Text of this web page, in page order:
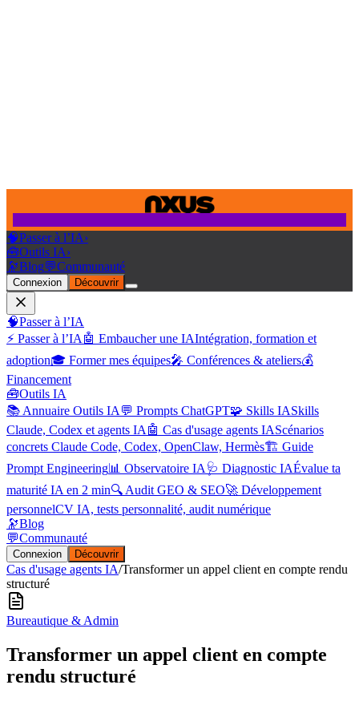
🧠Passer à l’IA›
🧰Outils IA›
🔭Blog💬Communauté
Connexion Découvrir
🧠Passer à l’IA
⚡ Passer à l’IA 🤖 Embaucher une IAIntégration, formation et
adoption🎓 Former mes équipes🎤 Conférences & ateliers💰
Financement
🧰Outils IA
📚 Annuaire Outils IA 💬 Prompts ChatGPT🧩 Skills IASkills
Claude, Codex et agents IA 🤖 Cas d'usage agents IAScénarios
concrets Claude Code, Codex, OpenClaw, Hermès🏗️ Guide
Prompt Engineering📊 Observatoire IA 🩺 Diagnostic IAÉvalue ta
maturité IA en 2 min🔍 Audit GEO & SEO🚀 Développement
personnelCV IA, tests personnalité, audit numérique
🔭Blog
💬Communauté
Connexion Découvrir
Cas d'usage agents IA/Transformer un appel client en compte rendu
structuré
Bureautique & Admin
Transformer un appel client en compte
rendu structuré